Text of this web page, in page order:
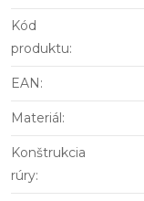
Kód
produktu:
EAN:
Materiál:
Konštrukcia
rúry: